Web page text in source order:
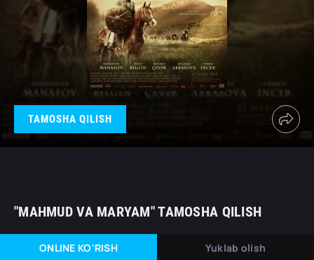
TAMOSHA QILISH
"MAHMUD VA MARYAM" TAMOSHA QILISH
ONLINE KO'RISH Yuklab olish